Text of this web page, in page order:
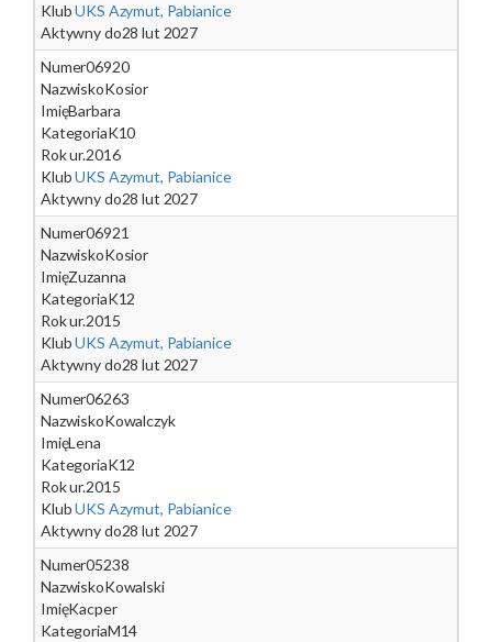
KlubUKS Azymut, Pabianice
Aktywny do28 lut 2027
Numer06920
NazwiskoKosior
ImięBarbara
KategoriaK10
Rok ur.2016
KlubUKS Azymut, Pabianice
Aktywny do28 lut 2027
Numer06921
NazwiskoKosior
ImięZuzanna
KategoriaK12
Rok ur.2015
KlubUKS Azymut, Pabianice
Aktywny do28 lut 2027
Numer06263
NazwiskoKowalczyk
ImięLena
KategoriaK12
Rok ur.2015
KlubUKS Azymut, Pabianice
Aktywny do28 lut 2027
Numer05238
NazwiskoKowalski
ImięKacper
KategoriaM14